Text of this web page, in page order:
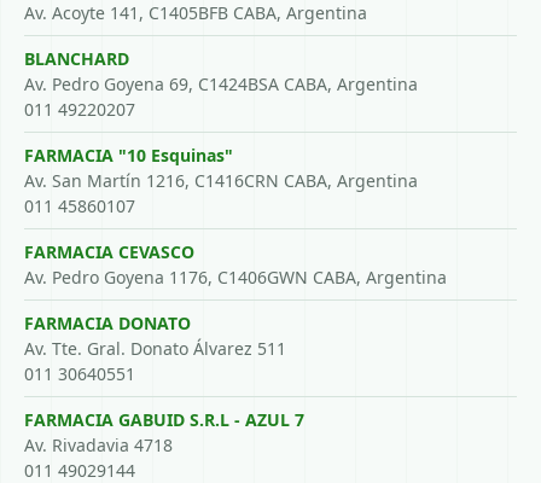
Av. Acoyte 141, C1405BFB CABA, Argentina
BLANCHARD
Av. Pedro Goyena 69, C1424BSA CABA, Argentina
011 49220207
FARMACIA "10 Esquinas"
Av. San Martín 1216, C1416CRN CABA, Argentina
011 45860107
FARMACIA CEVASCO
Av. Pedro Goyena 1176, C1406GWN CABA, Argentina
FARMACIA DONATO
Av. Tte. Gral. Donato Álvarez 511
011 30640551
FARMACIA GABUID S.R.L - AZUL 7
Av. Rivadavia 4718
011 49029144